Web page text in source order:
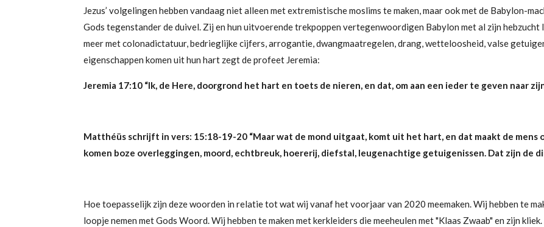
Jezus’ volgelingen hebben vandaag niet alleen met extremistische moslims te maken, maar ook met de Babylon-
Gods tegenstander de duivel. Zij en hun uitvoerende trekpoppen vertegenwoordigen Babylon met al zijn
meer met colonadictatuur, bedrieglijke cijfers, arrogantie, dwangmaatregelen, drang, wetteloosheid, valse
eigenschappen komen uit hun hart zegt de profeet Jeremia:
Jeremia 17:10 “Ik, de Here, doorgrond het hart en toets de nieren, en dat, om aan een ieder te geven naar
Matthéüs schrijft in vers: 15:18-19-20 “Maar wat de mond uitgaat, komt uit het hart, en dat maakt de
komen boze overleggingen, moord, echtbreuk, hoererij, diefstal, leugenachtige getuigenissen. Dat zijn de
Hoe toepasselijk zijn deze woorden in relatie tot wat wij vanaf het voorjaar van 2020 meemaken. Wij hebben te
loopje nemen met Gods Woord. Wij hebben te maken met kerkleiders die meeheulen met "Klaas Zwaab" en zijn kliek.